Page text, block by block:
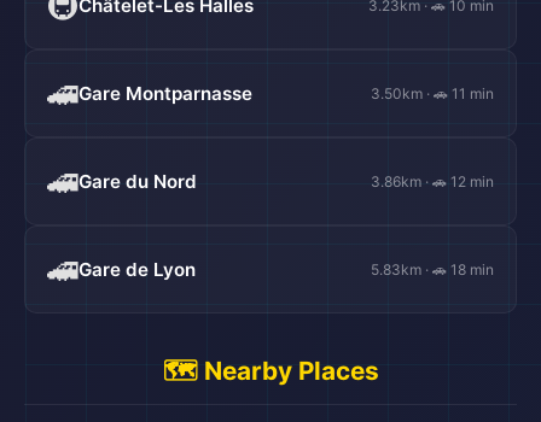
Châtelet-Les Halles 3.23km · 🚗 10 min
🚄Gare Montparnasse 3.50km · 🚗 11 min
🚄Gare du Nord 3.86km · 🚗 12 min
🚄Gare de Lyon 5.83km · 🚗 18 min
🗺️ Nearby Places